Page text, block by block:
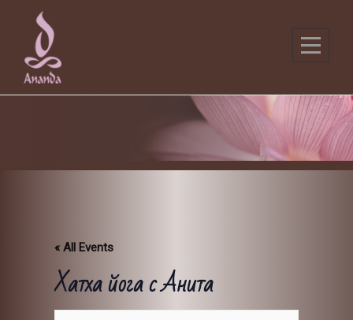
content
« All Events
Хатха йога с Анита